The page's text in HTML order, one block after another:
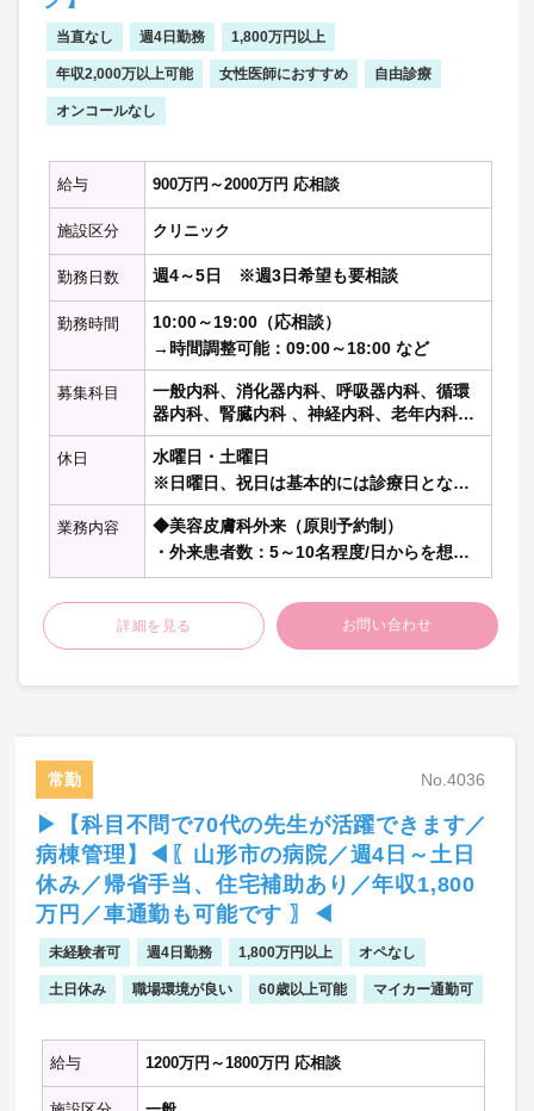
勤務日数：週4～5日
オンコール：なし
勤務時間：08:30～15:30
基本給与：週4日：1,200～1,600万円
備考：担当患者数はご経験等を加味してご
相談となります。
他条件はフルタイムと同じです。
【主な疾患】内科一般
▼健診業務▼
【実 施】外来枠に組み込んで対応
※読影はダブルチェックしています
▼訪問診療▼ ※時期により件数や人数は
変動いたしますので目安としてご確認くだ
さい。
【訪問コマ】週1コマ程度
【訪問件数】現在は1コマでご契約の10名程
度の訪問を実施しています。
【訪問手段】車
【訪問メンバー】医師、看護師、運転手
【オンコール】なし／外部（ファストドク
ター）へ依頼をしております。
※もしご家族様が朝の看取りを希望され
た場合は翌朝出勤時に対応となります。
当直なし 週4日勤務 1,800万円以上
年収2,000万以上可能 女性医師におすすめ 自由診療
オンコールなし
給与 900万円～2000万円 応相談
施設区分 クリニック
勤務日数 週4～5日 ※週3日希望も要相談
勤務時間
10:00～19:00（応相談）
→時間調整可能：09:00～18:00 など
募集科目
一般内科、消化器内科、呼吸器内科、循環
器内科、腎臓内科 、神経内科、老年内科、
内分泌代謝科、糖尿病科 、血液内科 、リウ
マチ膠原病内科、心療内科、総合内科、そ
の他の内科科目、一般外科、消化器外科、
呼吸器外科、心臓血管外科、脳神経外科、
整形外科、乳腺外科、泌尿器科、形成外
科、大腸肛門科、美容外科、小児外科、そ
科、婦人科 、麻酔科、救急科、緩和ケア、
病理科、訪問診療、美容皮膚、健診人間ド
その他の診療科目
休日
水曜日・土曜日
※日曜日、祝日は基本的には診療日となり
ます。
※曜日、祝日勤務、年間休日計画など、す
べて相談に応じます。
業務内容
◆美容皮膚科外来（原則予約制）
・外来患者数：5～10名程度/日からを想定
※1年で20～30名程度/日に
なるよう計画します
・主な疾患 ：レーザー脱毛や美肌治療な
ど
・診断や施術の同意書説明、合併症に対す
る説明と治療
＜スタッフ対応＞
・美容点滴や脱毛、美肌などの施術（看護
師対応）
・予診、カウンセリング（カウンセラー or
看護師）
・電子カルテ（ｍ3デジカルを予定）
詳細を見る お問い合わせ
常勤 No.4036
▶【科目不問で70代の先生が活躍できます／
病棟管理】◀〖山形市の病院／週4日～土日
休み／帰省手当、住宅補助あり／年収1,800
万円／車通勤も可能です 〗◀
未経験者可 週4日勤務 1,800万円以上 オペなし
土日休み 職場環境が良い 60歳以上可能 マイカー通勤可
給与 1200万円～1800万円 応相談